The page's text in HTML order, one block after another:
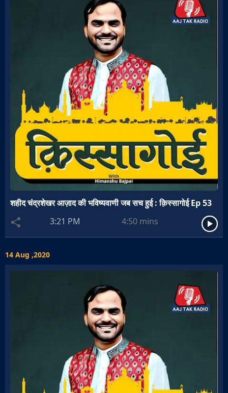
शहीद चंद्रशेखर आज़ाद की भविष्यवाणी जब सच हुई : क़िस्सागोई Ep 53
3:21 PM
4:50 mins
14 Aug ,2020